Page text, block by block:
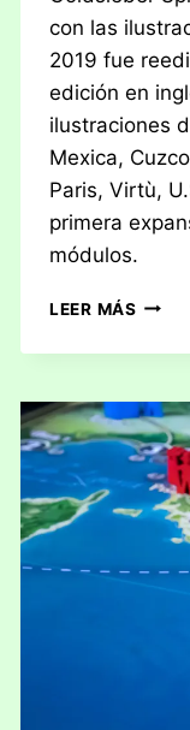
con las
2019 fue
edición en
ilustraciones
Mexica,
Paris, Virtù,
primera
módulos.
LEER MÁS